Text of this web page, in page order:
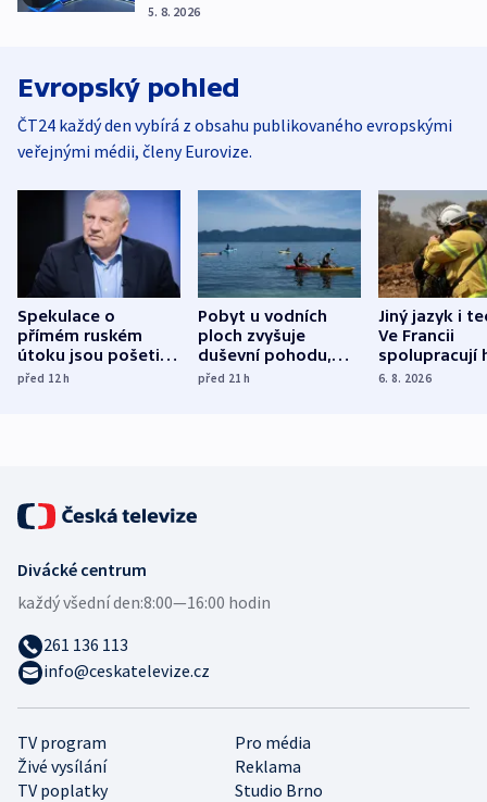
5. 8. 2026
Evropský pohled
ČT24 každý den vybírá z obsahu publikovaného evropskými
veřejnými médii, členy Eurovize.
Spekulace o
přímém ruském
útoku jsou pošetilé,
míní estonský
před 12h
Pobyt u vodních
ploch zvyšuje
duševní pohodu,
ukázala
před 21h
Jiný jazyk i
Ve Francii
spolupracují
různých zemí
6. 8. 2026
TV program
Pro média
Živé vysílání
Reklama
TV poplatky
Studio Brno
Divácké centrum
každý všední den:8:00—16:00 hodin
261 136 113
info@ceskatelevize.cz